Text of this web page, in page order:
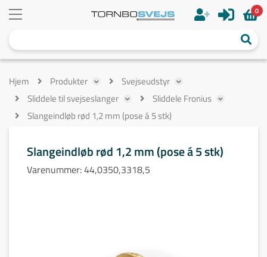
0
Hjem Produkter
Svejseudstyr
Sliddele til svejseslanger
Sliddele Fronius
Slangeindløb rød 1,2 mm (pose á 5 stk)
Slangeindløb rød 1,2 mm (pose á 5 stk)
Varenummer:44,0350,3318,5